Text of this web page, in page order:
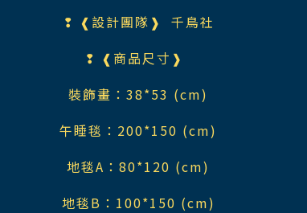
❢ ❰設計團隊❱ 千鳥社
❢ ❰商品尺寸❱
裝飾畫：38*53 (cm)
午睡毯：200*150 (cm)
地毯A：80*120 (cm)
地毯B：100*150 (cm)